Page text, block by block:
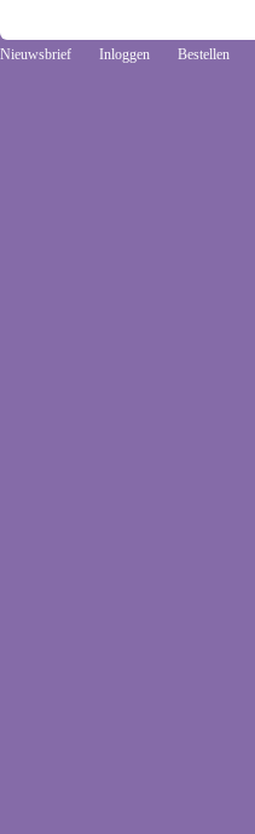
Nieuwsbrief Inloggen Bestellen